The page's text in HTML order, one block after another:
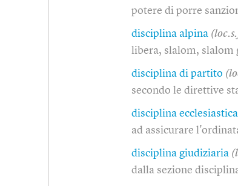
potere di porre
disciplina alpina
libera, slalom, slalom
disciplina di partito
secondo le direttive
disciplina ecclesiastica
ad assicurare
disciplina giudiziaria
dalla sezione